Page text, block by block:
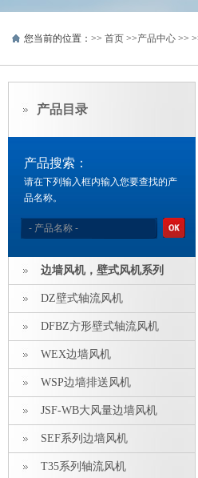
您当前的位置：>> 首页 >>产品中心 >>
产品目录
产品搜索：
请在下列输入框内输入您要查找的产
品名称。
边墙风机，壁式风机系列
DZ壁式轴流风机
DFBZ方形壁式轴流风机
WEX边墙风机
WSP边墙排送风机
JSF-WB大风量边墙风机
SEF系列边墙风机
T35系列轴流风机